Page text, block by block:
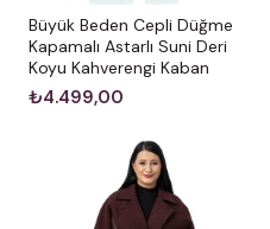
Büyük Beden Cepli Düğme
Kapamalı Astarlı Suni Deri
Koyu Kahverengi Kaban
₺4.499,00